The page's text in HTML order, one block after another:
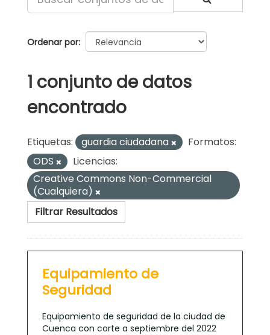
Ordenar por
1 conjunto de datos
encontrado
Etiquetas: guardia ciudadana
Formatos:
ODS
Licencias:
Creative Commons Non-Commercial
(Cualquiera)
Filtrar Resultados
Equipamiento de
Seguridad
Equipamiento de seguridad de la ciudad de
Cuenca con corte a septiembre del 2022